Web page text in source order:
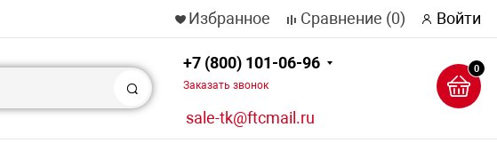
Избранное Сравнение (0) Войти
Поиск
+7 (800) 101-06-96
Заказать звонок
sale-tk@ftcmail.ru
0